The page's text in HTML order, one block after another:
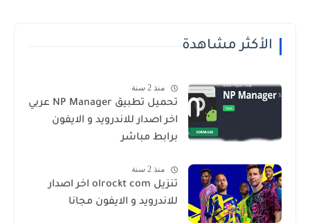
الأكثر مشاهدة
منذ 2 سنة
تحميل تطبيق NP Manager عربي
اخر اصدار للاندرويد و الايفون
برابط مباشر
منذ 2 سنة
تنزيل olrockt com اخر اصدار
للاندرويد و الايفون مجانا